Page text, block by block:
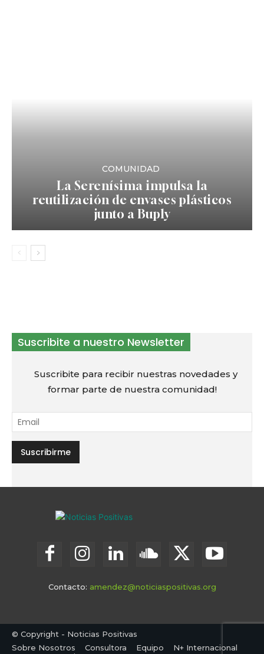
COMUNIDAD
La Serenísima impulsa la
reutilización de envases plásticos
junto a Buply
Suscribite a nuestro Newsletter
Suscribite para recibir nuestras novedades y
formar parte de nuestra comunidad!
Contacto: amendez@noticiaspositivas.org
© Copyright - Noticias Positivas
Sobre Nosotros
Consultora Equipo
N+ Internacional